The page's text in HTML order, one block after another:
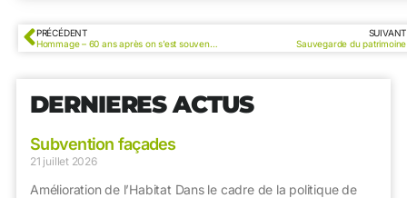
PRÉCÉDENT
Hommage – 60 ans après on s’est souvenu des Harkis
SUIVANT
Sauvegarde du patrimoine
DERNIERES ACTUS
Subvention façades
21 juillet 2026
Amélioration de l’Habitat Dans le cadre de la politique de